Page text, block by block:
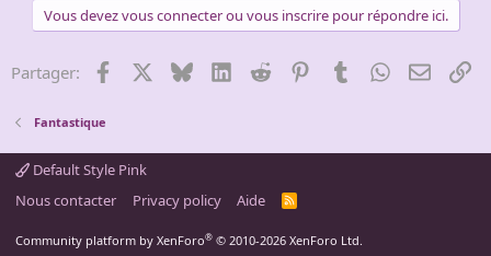
Vous devez vous connecter ou vous inscrire pour répondre ici.
Partager: Facebook BlueskyLinkedInReddit PinterestTumblrWhatsApp
Email
Fantastique
Default Style Pink
Nous contacter
Privacy policy Aide
R
Community platform by XenForo® © 2010-2026 XenForo Ltd.